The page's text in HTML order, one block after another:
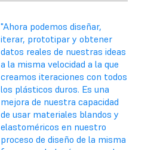
"Ahora podemos diseñar,
iterar, prototipar y obtener
datos reales de nuestras ideas
a la misma velocidad a la que
creamos iteraciones con todos
los plásticos duros. Es una
mejora de nuestra capacidad
de usar materiales blandos y
elastoméricos en nuestro
proceso de diseño de la misma